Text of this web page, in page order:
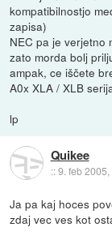
kompatibilnostjo
zapisa)
NEC pa je verjetno
zato morda bolj
ampak, ce iščete
A0x XLA / XLB
lp
Quikee
::9. feb 2005,
Ja pa kaj hoces
zdaj vec ves kot